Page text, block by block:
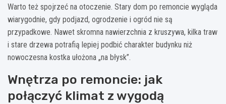
Warto też spojrzeć na otoczenie. Stary dom po remoncie wygląda
wiarygodnie, gdy podjazd, ogrodzenie i ogród nie są
przypadkowe. Nawet skromna nawierzchnia z kruszywa, kilka traw
i stare drzewa potrafią lepiej podbić charakter budynku niż
nowoczesna kostka ułożona „na błysk”.
Wnętrza po remoncie: jak
połączyć klimat z wygodą